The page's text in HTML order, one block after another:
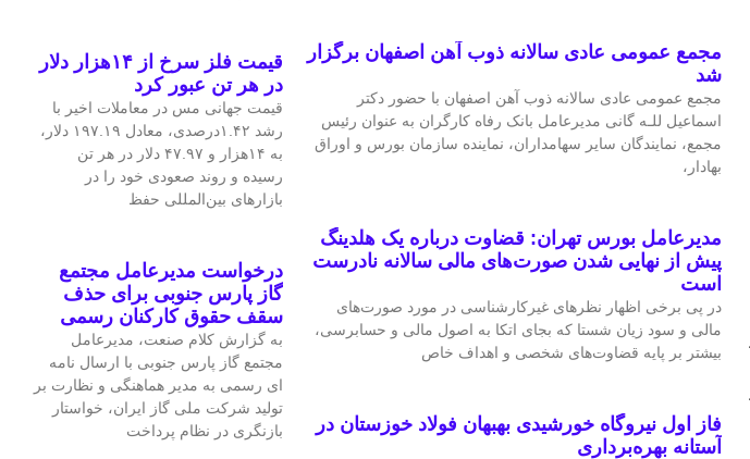
مجمع عمومی عادی سالانه ذوب آهن اصفهان برگزار
شد
مجمع عمومی عادی سالانه ذوب آهن اصفهان با حضور دکتر
اسماعیل للـه گانی مدیرعامل بانک رفاه کارگران به عنوان رئیس
مجمع، نمایندگان سایر سهامداران، نماینده سازمان بورس و اوراق
بهادار،
مدیرعامل بورس تهران: قضاوت درباره یک هلدینگ
پیش از نهایی شدن صورت‌های مالی سالانه نادرست
است
در پی برخی اظهار نظرهای غیرکارشناسی در مورد صورت‌های
مالی و سود زیان شستا که بجای اتکا به اصول مالی و حسابرسی،
بیشتر بر پایه قضاوت‌‌های شخصی و اهداف خاص
فاز اول نیروگاه خورشیدی بهبهان فولاد خوزستان در
آستانه بهره‌برداری
قیمت فلز سرخ از ۱۴هزار دلار
در هر تن عبور کرد
قیمت جهانی مس در معاملات اخیر با
رشد ۱.۴۲درصدی، معادل ۱۹۷.۱۹ دلار،
به ۱۴هزار و ۴۷.۹۷ دلار در هر تن
رسیده و روند صعودی خود را در
بازارهای بین‌المللی حفظ
درخواست مدیرعامل مجتمع
گاز پارس جنوبی برای حذف
سقف حقوق کارکنان رسمی
به گزارش کلام صنعت، مدیرعامل
مجتمع گاز پارس جنوبی با ارسال نامه
ای رسمی به مدیر هماهنگی و نظارت بر
تولید شرکت ملی گاز ایران، خواستار
بازنگری در نظام پرداخت